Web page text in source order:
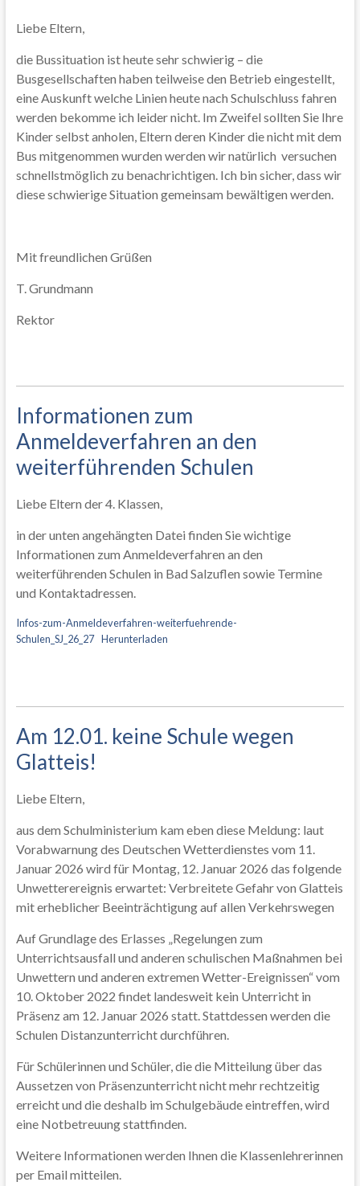
Liebe Eltern,
die Bussituation ist heute sehr schwierig – die
Busgesellschaften haben teilweise den Betrieb eingestellt,
eine Auskunft welche Linien heute nach Schulschluss fahren
werden bekomme ich leider nicht. Im Zweifel sollten Sie Ihre
Kinder selbst anholen, Eltern deren Kinder die nicht mit dem
Bus mitgenommen wurden werden wir natürlich versuchen
schnellstmöglich zu benachrichtigen. Ich bin sicher, dass wir
diese schwierige Situation gemeinsam bewältigen werden.
Mit freundlichen Grüßen
T. Grundmann
Rektor
Informationen zum
Anmeldeverfahren an den
weiterführenden Schulen
Liebe Eltern der 4. Klassen,
in der unten angehängten Datei finden Sie wichtige
Informationen zum Anmeldeverfahren an den
weiterführenden Schulen in Bad Salzuflen sowie Termine
und Kontaktadressen.
Infos-zum-Anmeldeverfahren-weiterfuehrende-
Schulen_SJ_26_27 Herunterladen
Am 12.01. keine Schule wegen
Glatteis!
Liebe Eltern,
aus dem Schulministerium kam eben diese Meldung: laut
Vorabwarnung des Deutschen Wetterdienstes vom 11.
Januar 2026 wird für Montag, 12. Januar 2026 das folgende
Unwetterereignis erwartet: Verbreitete Gefahr von Glatteis
mit erheblicher Beeinträchtigung auf allen Verkehrswegen
Auf Grundlage des Erlasses „Regelungen zum
Unterrichtsausfall und anderen schulischen Maßnahmen bei
Unwettern und anderen extremen Wetter-Ereignissen“ vom
10. Oktober 2022 findet landesweit kein Unterricht in
Präsenz am 12. Januar 2026 statt. Stattdessen werden die
Schulen Distanzunterricht durchführen.
Für Schülerinnen und Schüler, die die Mitteilung über das
Aussetzen von Präsenzunterricht nicht mehr rechtzeitig
erreicht und die deshalb im Schulgebäude eintreffen, wird
eine Notbetreuung stattfinden.
Weitere Informationen werden Ihnen die Klassenlehrerinnen
per Email mitteilen.